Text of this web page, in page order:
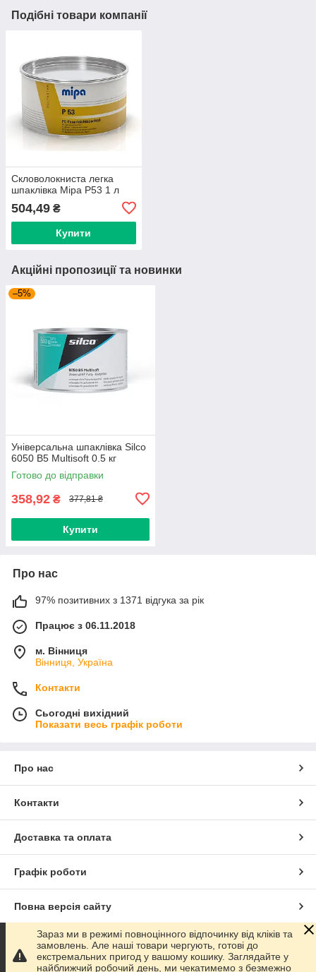
Подібні товари компанії
Скловолокниста легка
шпаклівка Mipa P53 1 л
504,49 ₴
Купити
Акційні пропозиції та новинки
–5%
Універсальна шпаклівка Silco
6050 B5 Multisoft 0.5 кг
Готово до відправки
358,92 ₴ 377,81 ₴
Купити
Про нас
97% позитивних з 1371 відгука за рік
Працює з 06.11.2018
м. Вінниця
Вінниця, Україна
Контакти
Сьогодні вихідний
Показати весь графік роботи
Про нас
Контакти
Доставка та оплата
Графік роботи
Повна версія сайту
Сайт створено на маркетплейсіProm.ua
Зараз ми в режимі повноцінного відпочинку від кліків та
замовлень. Але наші товари чергують, готові до
екстремальних пригод у вашому кошику. Заглядайте у
найближчий робочий день, ми чекатимемо з безмежно